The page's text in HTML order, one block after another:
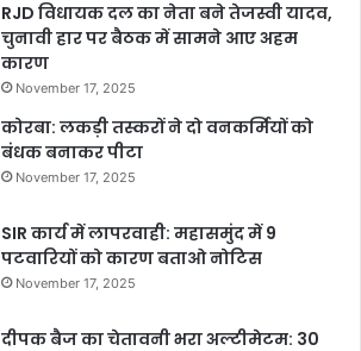
RJD विधायक दल का नेता बने तेजस्वी यादव,
चुनावी हार पर बैठक में सामने आए अहम
कारण
November 17, 2025
कोरबा: लकड़ी तस्करों ने दो वनकर्मियों को
बंधक बनाकर पीटा
November 17, 2025
SIR कार्य में लापरवाही: महासमुंद में 9
पटवारियों को कारण बताओ नोटिस
November 17, 2025
दीपक बैज का चेतावनी भरा अल्टीमेटम: 30